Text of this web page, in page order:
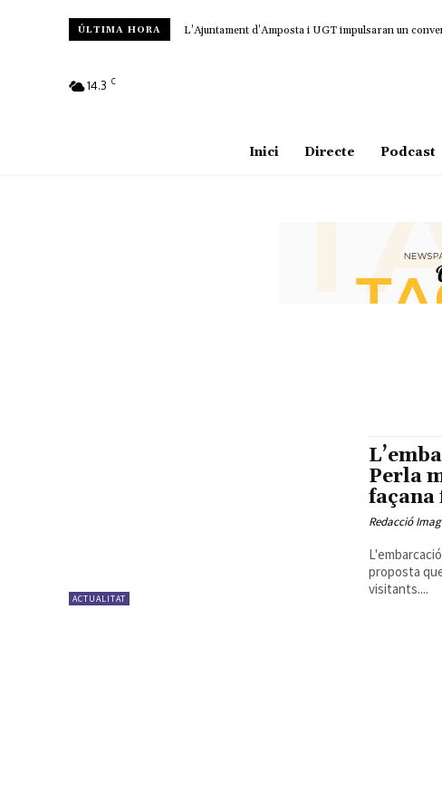
ÚLTIMA HORA L’Ajuntament d’Amposta i UGT impulsaran un
14.3 C
Inici Directe Podcast
ACTUALITAT
Perla
Redacció
proposta
visitants....